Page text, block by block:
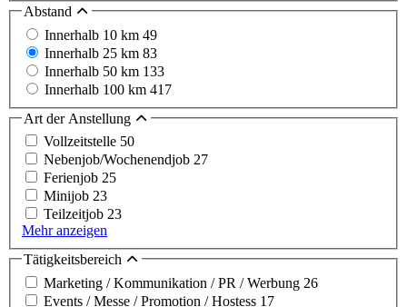
Abstand
Innerhalb 10 km 49
Innerhalb 25 km 83
Innerhalb 50 km 133
Innerhalb 100 km 417
Art der Anstellung
Vollzeitstelle 50
Nebenjob/Wochenendjob 27
Ferienjob 25
Minijob 23
Teilzeitjob 23
Mehr anzeigen
Tätigkeitsbereich
Marketing / Kommunikation / PR / Werbung 26
Events / Messe / Promotion / Hostess 17